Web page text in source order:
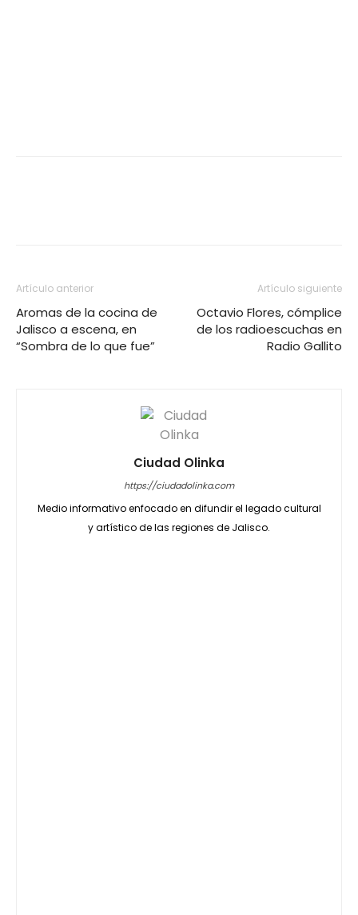
Artículo anterior
Aromas de la cocina de
Jalisco a escena, en
“Sombra de lo que fue”
Artículo siguiente
Octavio Flores, cómplice
de los radioescuchas en
Radio Gallito
Ciudad Olinka
https://ciudadolinka.com
Medio informativo enfocado en difundir el legado cultural
y artístico de las regiones de Jalisco.